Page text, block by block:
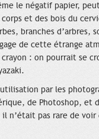
le négatif papier,
corps et des bois du
branches d’arbres,
de cette étrange
crayon : on pourrait se
par les
de Photoshop,
il n’était pas rare de